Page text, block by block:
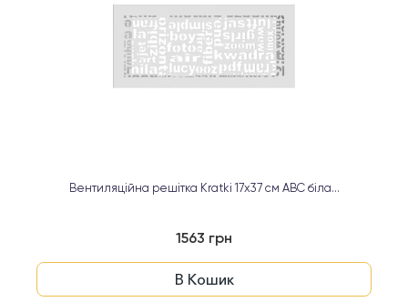
Вентиляційна решітка Kratki 17х37 см ABC біла...
1563 грн
В Кошик